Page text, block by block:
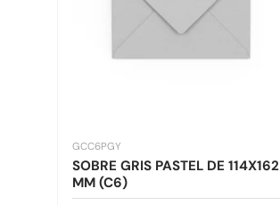
GCC6PGY
SOBRE GRIS PASTEL DE 114X162
MM (C6)